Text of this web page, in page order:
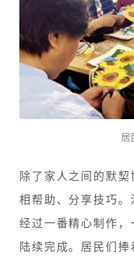
居
除了家人之间的默
相帮助、分享技巧。
经过一番精心制作
陆续完成。居民们捧